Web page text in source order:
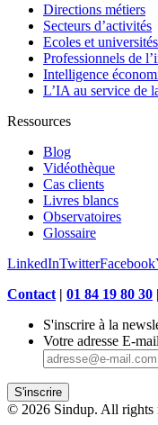
Directions métiers
Secteurs d’activités
Ecoles et universités
Professionnels de
Intelligence
L’IA au service de
Ressources
Blog
Vidéothèque
Cas clients
Livres blancs
Observatoires
Glossaire
LinkedInTwitterFacebook
Contact | 01 84 19 80 30 |
S'inscrire à la
Votre adresse E-mail
S'inscrire
© 2026 Sindup. All rights